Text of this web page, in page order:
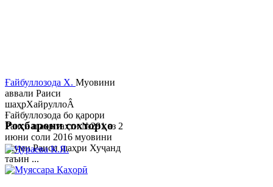
Ғайбуллозода Х. Муовини
аввали Раиси
шаҳрХайруллоÂ
Ғайбуллозода бо қарори
Раиси шаҳр таҳти №281 аз 2
июни соли 2016 муовини
якуми Раиси шаҳри Хуҷанд
таъин ...
Роҳбарони сохторҳо